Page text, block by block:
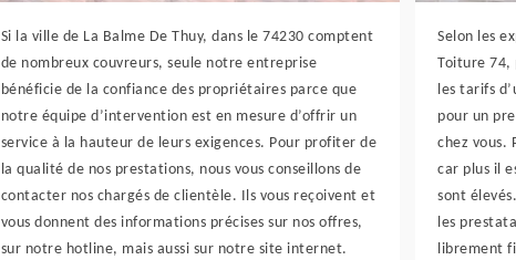
Si la ville de La Balme De Thuy, dans le 74230 comptent
de nombreux couvreurs, seule notre entreprise
bénéficie de la confiance des propriétaires parce que
notre équipe d’intervention est en mesure d’offrir un
service à la hauteur de leurs exigences. Pour profiter de
la qualité de nos prestations, nous vous conseillons de
contacter nos chargés de clientèle. Ils vous reçoivent et
vous donnent des informations précises sur nos offres,
sur notre hotline, mais aussi sur notre site internet.
Selon les
Toiture 74,
les tarifs
pour un
chez vous.
car plus il
sont
les
librement